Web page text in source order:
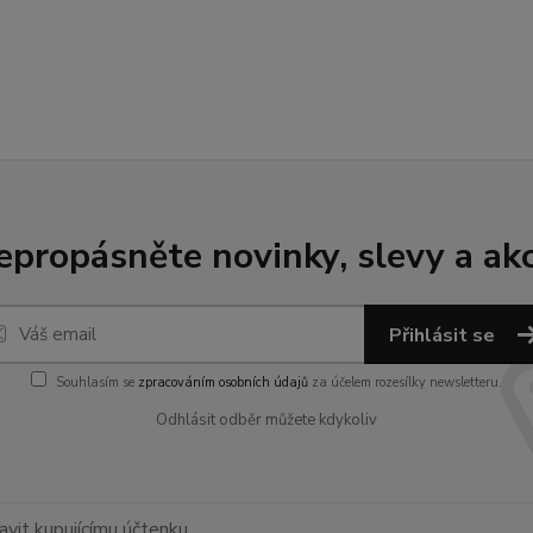
novinky, slevy a
Přihlásit se
Souhlasím se zpracováním osobních údajů za účelem rozesílky newsletteru.
Odhlásit odběr můžete kdykoliv